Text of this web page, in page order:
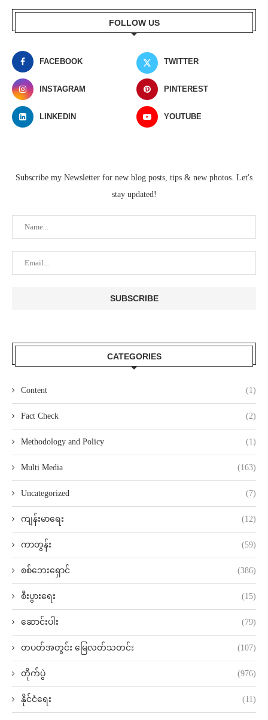
FOLLOW US
FACEBOOK TWITTER
INSTAGRAM PINTEREST
LINKEDIN YOUTUBE
Subscribe my Newsletter for new blog posts, tips & new photos. Let's
stay updated!
CATEGORIES
Content (1)
Fact Check (2)
Methodology and Policy (1)
Multi Media (163)
Uncategorized (7)
ကျန်းမာရေး (12)
ကာတွန်း (59)
စစ်ဘေးရှောင် (386)
စီးပွားရေး (15)
ဆောင်းပါး (79)
တပတ်အတွင်း မြေလတ်သတင်း (107)
တိုက်ပွဲ (976)
နိုင်ငံရေး (11)